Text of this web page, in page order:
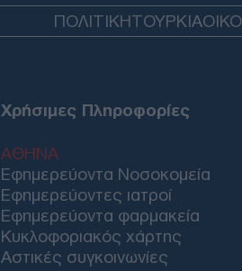
ΠΟΛΙΤΙΚΗΤΟΥΡΚΙΑ
Χρήσιμες Πληροφορίες
ΑΘΗΝΑ
Εφημερεύοντα Νοσοκομεία
Εφημερεύοντες ιατροί
Εφημερεύοντα φαρμακεία
Κυκλοφοριακός χάρτης
Αστικές συγκοινωνίες